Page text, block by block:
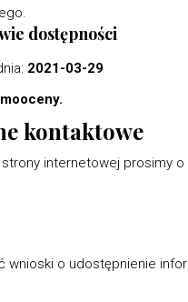
dostępności
2021-03-29
kontaktowe
internetowej prosimy o
wnioski o udostępnienie